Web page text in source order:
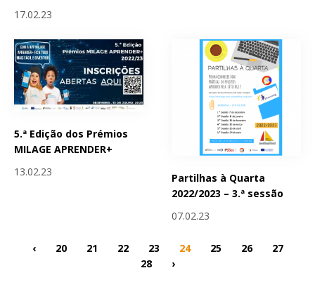
17.02.23
5.ª Edição dos Prémios
MILAGE APRENDER+
13.02.23
Partilhas à Quarta
2022/2023 – 3.ª sessão
07.02.23
‹ 20 21 22 23 24 25 26
27
28
›